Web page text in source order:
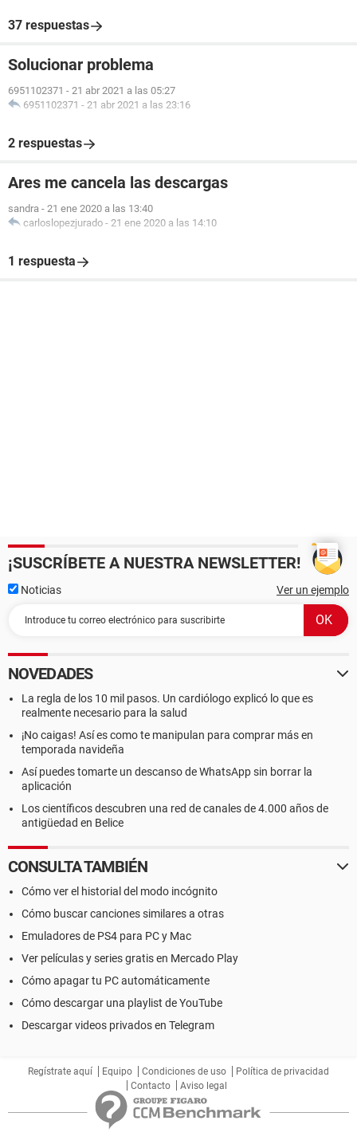
37 respuestas
Solucionar problema
6951102371 - 21 abr 2021 a las 05:27
6951102371 - 21 abr 2021 a las 23:16
2 respuestas
Ares me cancela las descargas
sandra - 21 ene 2020 a las 13:40
carloslopezjurado - 21 ene 2020 a las 14:10
1 respuesta
¡SUSCRÍBETE A NUESTRA NEWSLETTER!
Noticias Ver un ejemplo
NOVEDADES
La regla de los 10 mil pasos. Un cardiólogo explicó lo que es
realmente necesario para la salud
¡No caigas! Así es como te manipulan para comprar más en
temporada navideña
Así puedes tomarte un descanso de WhatsApp sin borrar la
aplicación
Los científicos descubren una red de canales de 4.000 años de
antigüedad en Belice
CONSULTA TAMBIÉN
Cómo ver el historial del modo incógnito
Cómo buscar canciones similares a otras
Emuladores de PS4 para PC y Mac
Ver películas y series gratis en Mercado Play
Cómo apagar tu PC automáticamente
Cómo descargar una playlist de YouTube
Descargar videos privados en Telegram
Regístrate aquí Equipo Condiciones de uso
Política de privacidad
Contacto
Aviso legal